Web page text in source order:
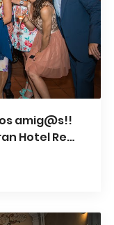
amig@s!!
Hotel Rey